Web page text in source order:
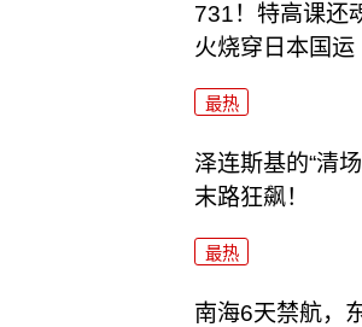
731！特高课还
火烧穿日本国运
最热
泽连斯基的“清
末路狂飙！
最热
南海6天禁航，